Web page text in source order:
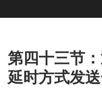
第四十三节
延时方式发送